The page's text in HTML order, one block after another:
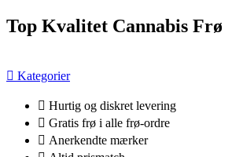
Videre
til
Top Kvalitet Cannabis Frø
Kategorier
Hurtig og diskret levering
Gratis frø i alle frø-ordre
Anerkendte mærker